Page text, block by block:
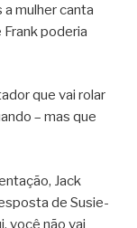
mulher canta
Frank poderia
que vai rolar
– mas que
Jack
de Susie-
você não vai